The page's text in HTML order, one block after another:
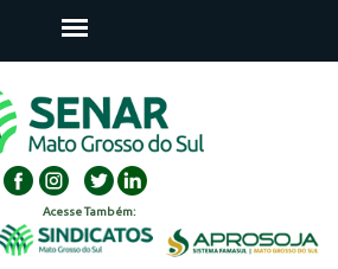
Acesse Também: